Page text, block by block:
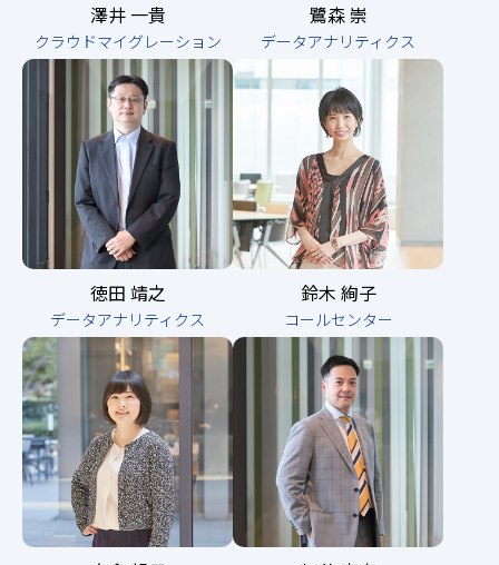
澤井 一貴
クラウドマイグレーション
鷺森 崇
データアナリティクス
徳田 靖之
データアナリティクス
鈴木 絢子
コールセンター